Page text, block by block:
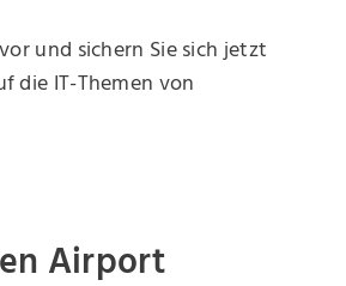
und sichern Sie sich jetzt
die IT-Themen von
Airport